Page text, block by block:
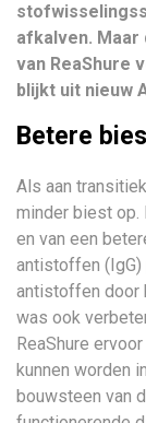
afkalven.
van ReaShure
blijkt uit nieuw
Betere
Als aan
minder biest
en van een
antistoffen (IgG)
antistoffen door
was ook
ReaShure
kunnen worden
bouwsteen van